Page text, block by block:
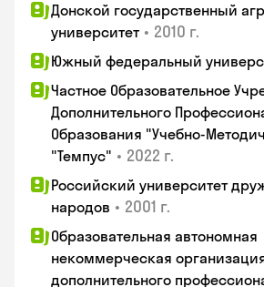
Донской государственный
университет • 2010 г.
Южный федеральный
Частное Образовательное
Дополнительного
Образования "Учебно-
"Темпус" • 2022 г.
Российский университет
народов • 2001 г.
Образовательная автономная
некоммерческая
дополнительного